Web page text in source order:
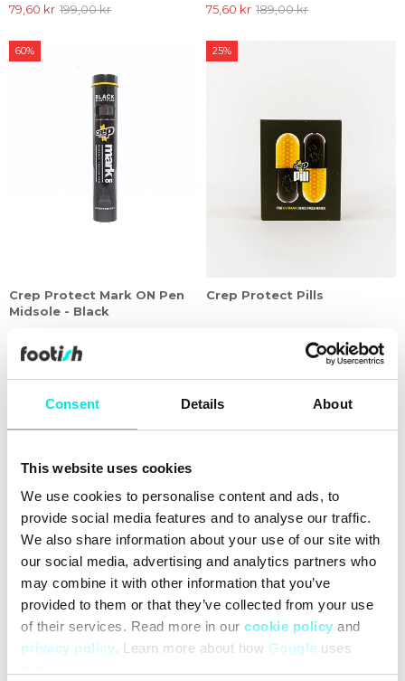
Consent Details About
This website uses cookies
We use cookies to personalise content and ads, to
provide social media features and to analyse our traffic.
We also share information about your use of our site with
our social media, advertising and analytics partners who
may combine it with other information that you’ve
provided to them or that they’ve collected from your use
of their services. Read more in our cookie policy and
privacy policy. Learn more about how Google uses
79,60 kr 199,00 kr
75,60 kr 189,00 kr
Crep Protect Mark ON Pen
Midsole - Black
60%
Crep Protect Pills
25%
Crep Protect Flat Nano
51,75 kr
69,00 kr
Crep Protect Round Nano